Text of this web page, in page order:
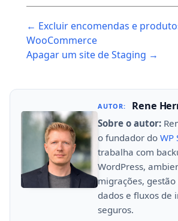
navigation
← Excluir encomendas e
WooCommerce
Apagar um site de Staging →
AUTOR: Rene
Sobre o autor:
o fundador do WP
trabalha com
WordPress,
migrações, gestão
dados e fluxos de
seguros.